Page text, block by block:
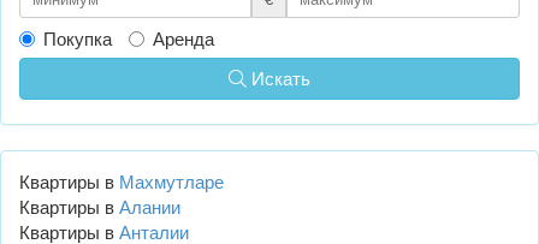
Покупка
Аренда
Искать
Квартиры в Махмутларе
Квартиры в Алании
Квартиры в Анталии